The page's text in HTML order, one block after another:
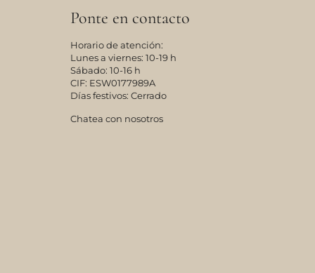
Ponte en contacto
Horario de atención:
Lunes a viernes: 10-19 h
Sábado: 10-16 h
CIF: ESW0177989A
Días festivos: Cerrado
Chatea con nosotros